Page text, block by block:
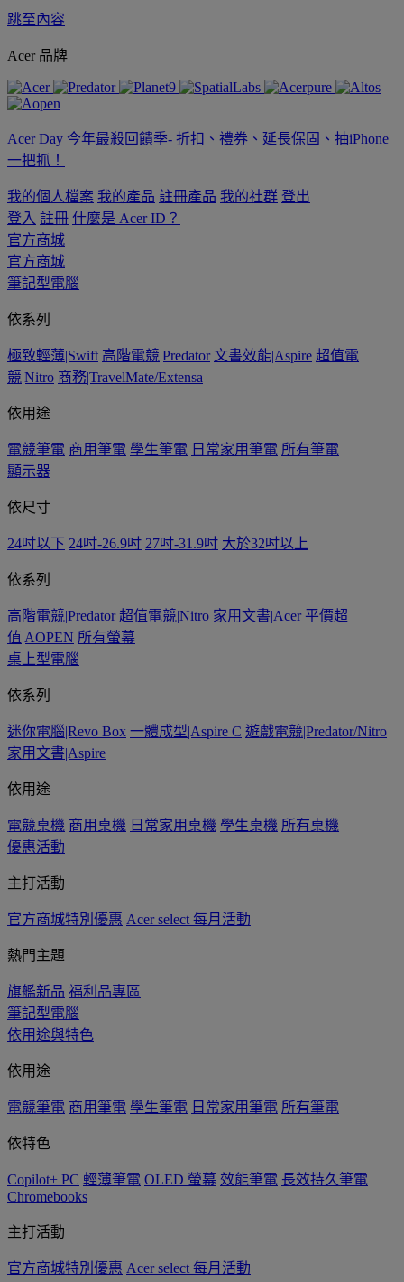
跳至內容
Acer 品牌
Acer Day 今年最殺回饋季- 折扣、禮券、延長保固、抽iPhone
一把抓！
我的個人檔案 我的產品 註冊產品 我的社群 登出
登入 註冊 什麼是 Acer ID？
官方商城
官方商城
筆記型電腦
依系列
極致輕薄|Swift 高階電競|Predator 文書效能|Aspire 超值電
競|Nitro 商務|TravelMate/Extensa
依用途
電競筆電 商用筆電 學生筆電 日常家用筆電 所有筆電
顯示器
依尺寸
24吋以下 24吋-26.9吋 27吋-31.9吋 大於32吋以上
依系列
高階電競|Predator 超值電競|Nitro 家用文書|Acer 平價超
值|AOPEN 所有螢幕
桌上型電腦
依系列
迷你電腦|Revo Box 一體成型|Aspire C 遊戲電競|Predator/Nitro
家用文書|Aspire
依用途
電競桌機 商用桌機 日常家用桌機 學生桌機 所有桌機
優惠活動
主打活動
官方商城特別優惠 Acer select 每月活動
熱門主題
旗艦新品 福利品專區
筆記型電腦
依用途與特色
依用途
電競筆電 商用筆電 學生筆電 日常家用筆電 所有筆電
依特色
Copilot+ PC 輕薄筆電 OLED 螢幕 效能筆電 長效持久筆電
Chromebooks
主打活動
官方商城特別優惠 Acer select 每月活動